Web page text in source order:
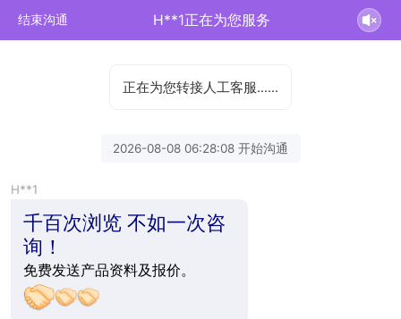
结束沟通 H**1正在为您服务
正在为您转接人工客服……
2026-08-08 06:28:08 开始沟通
H**1
千百次浏览 不如一次咨
询！
免费发送产品资料及报价。